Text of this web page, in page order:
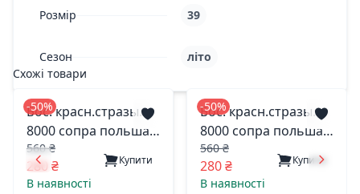
Розмір 39
Сезон
літо
Схожі товари
-50%
Бос. красн.стразы.
8000 сопра польша
36(р)
560 ₴
280 ₴ Купити
В наявності
-50%
Бос. красн.стразы.
8000 сопра польша
40(р)
560 ₴
280 ₴ Купити
В наявності